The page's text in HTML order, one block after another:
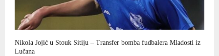
Nikola Jojić u Stouk Sitiju – Transfer bomba fudbalera Mladosti iz
Lučana